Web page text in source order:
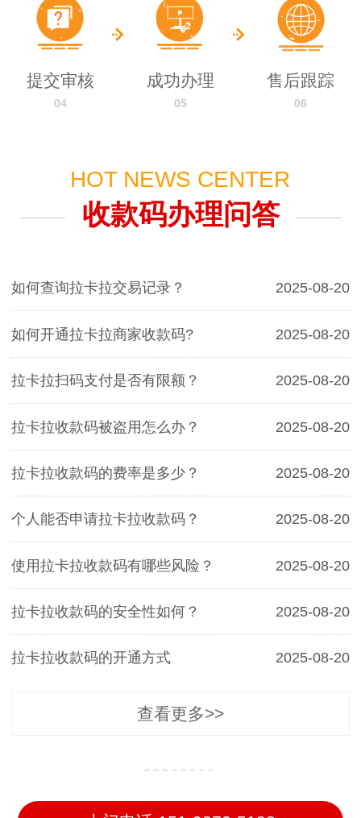
提交审核
04
成功办理
05
售后跟踪
06
HOT NEWS CENTER
收款码办理问答
如何查询拉卡拉交易记录？ 2025-08-20
如何开通拉卡拉商家收款码? 2025-08-20
拉卡拉扫码支付是否有限额？ 2025-08-20
拉卡拉收款码被盗用怎么办？ 2025-08-20
拉卡拉收款码的费率是多少？ 2025-08-20
个人能否申请拉卡拉收款码？ 2025-08-20
使用拉卡拉收款码有哪些风险？ 2025-08-20
拉卡拉收款码的安全性如何？ 2025-08-20
拉卡拉收款码的开通方式 2025-08-20
查看更多>>